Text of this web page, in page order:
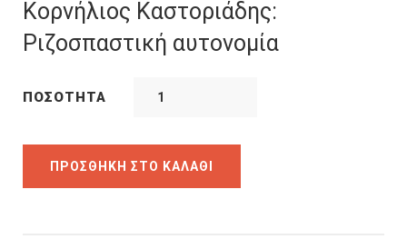
8.00€.
είναι:
5.60€.
Κορνήλιος Καστοριάδης:
Ριζοσπαστική αυτονομία
ΠΟΣΌΤΗΤΑ
ΠΡΟΣΘΉΚΗ ΣΤΟ ΚΑΛΆΘΙ